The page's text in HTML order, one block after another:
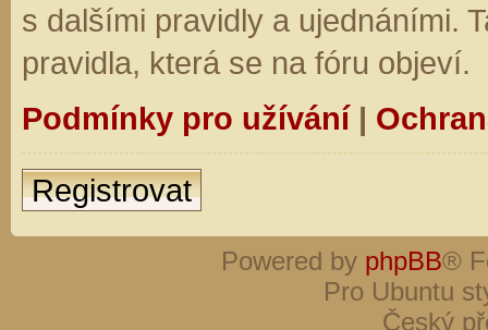
s dalšími pravidly a ujednáními.
pravidla, která se na fóru objeví.
Podmínky pro užívání|
Registrovat
Powered by phpBB®
Pro Ubuntu
Český